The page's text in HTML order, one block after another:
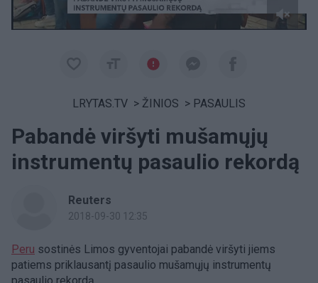
LRYTAS.TV > ŽINIOS > PASAULIS
Pabandė viršyti mušamųjų
instrumentų pasaulio rekordą
Reuters
2018-09-30 12:35
Peru sostinės Limos gyventojai pabandė viršyti jiems
patiems priklausantį pasaulio mušamųjų instrumentų